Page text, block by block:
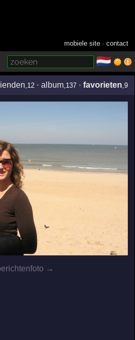
mobiele site ·contact
🇳🇱
,12 ·album ,137 ·favorieten ,9
→